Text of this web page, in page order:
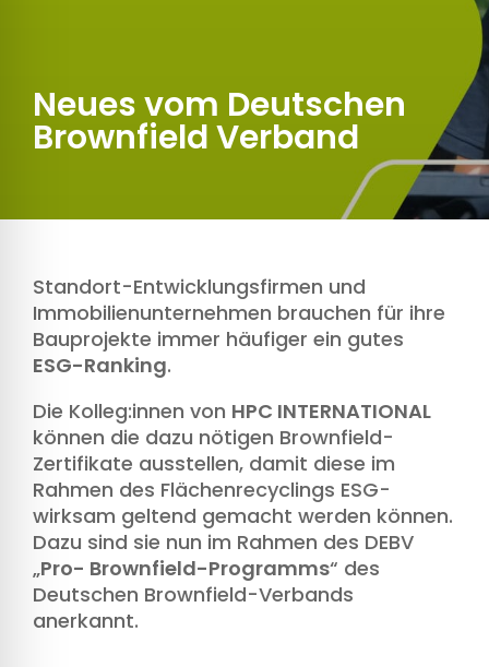
Neues vom Deutschen
Brownfield Verband
Standort-Entwicklungsfirmen und
Immobilienunternehmen brauchen für ihre
Bauprojekte immer häufiger ein gutes
ESG-Ranking.
Die Kolleg:innen von HPC INTERNATIONAL
können die dazu nötigen Brownfield-
Zertifikate ausstellen, damit diese im
Rahmen des Flächenrecyclings ESG-
wirksam geltend gemacht werden können.
Dazu sind sie nun im Rahmen des DEBV
„Pro- Brownfield-Programms“ des
Deutschen Brownfield-Verbands
anerkannt.